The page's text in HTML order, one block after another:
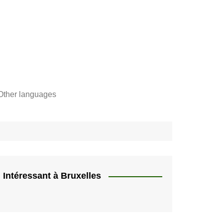
languages
Español
Intéressant à Bruxelles